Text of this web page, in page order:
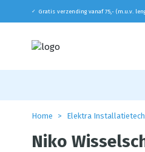
✓ Gratis verzending vanaf 75,- (m.u.v.
Home Elektra
Niko